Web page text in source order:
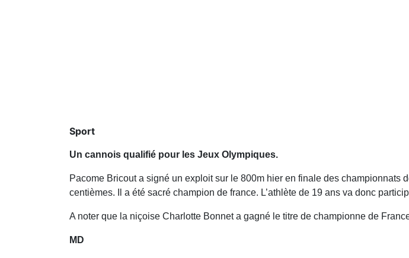
Sport
Un cannois qualifié pour les Jeux Olympiques.
Pacome Bricout a signé un exploit sur le 800m hier en finale des championnats
centièmes. Il a été sacré champion de france. L’athlète de 19 ans va donc
A noter que la niçoise Charlotte Bonnet a gagné le titre de championne de
MD